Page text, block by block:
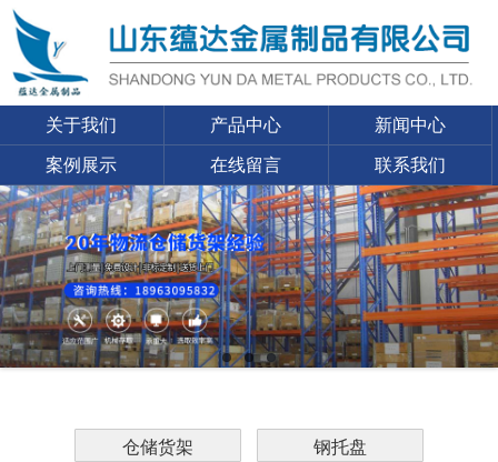
关于我们 产品中心
新闻中心
案例展示
在线留言 联系我们
仓储货架
钢托盘